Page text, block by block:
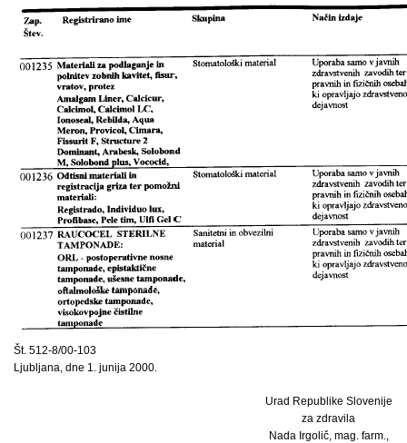
Št. 512-8/00-103
Ljubljana, dne 1. junija 2000.
Urad Republike Slovenije
za zdravila
Nada Irgolič, mag. farm.,